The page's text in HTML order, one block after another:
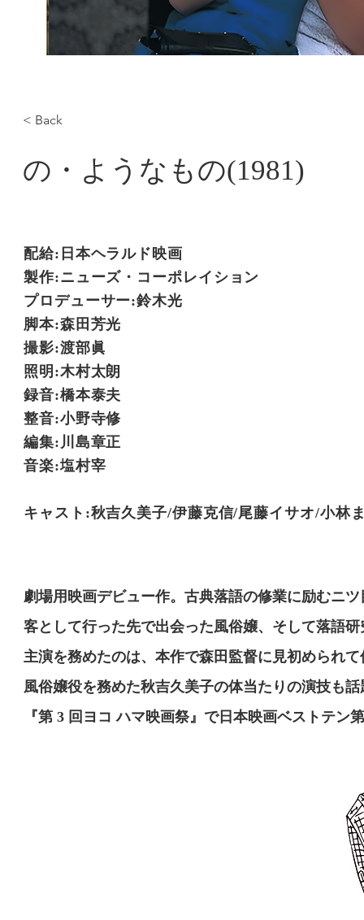
< Back
の・ようなもの(1981)
配給:日本ヘラルド映画
製作:ニューズ・コーポレイション
プロデューサー:鈴木光
脚本:森田芳光
撮影:渡部眞
照明:木村太朗
録音:橋本泰夫
整音:小野寺修
編集:川島章正
音楽:塩村宰
キャスト:秋吉久美子/伊藤克信/尾藤イサオ/小林
劇場用映画デビュー作。古典落語の修業に励むニ
客として行った先で出会った風俗嬢、そして落語
主演を務めたのは、本作で森田監督に見初められ
風俗嬢役を務めた秋吉久美子の体当たりの演技も
『第 3 回ヨコ ハマ映画祭』で日本映画ベストテン